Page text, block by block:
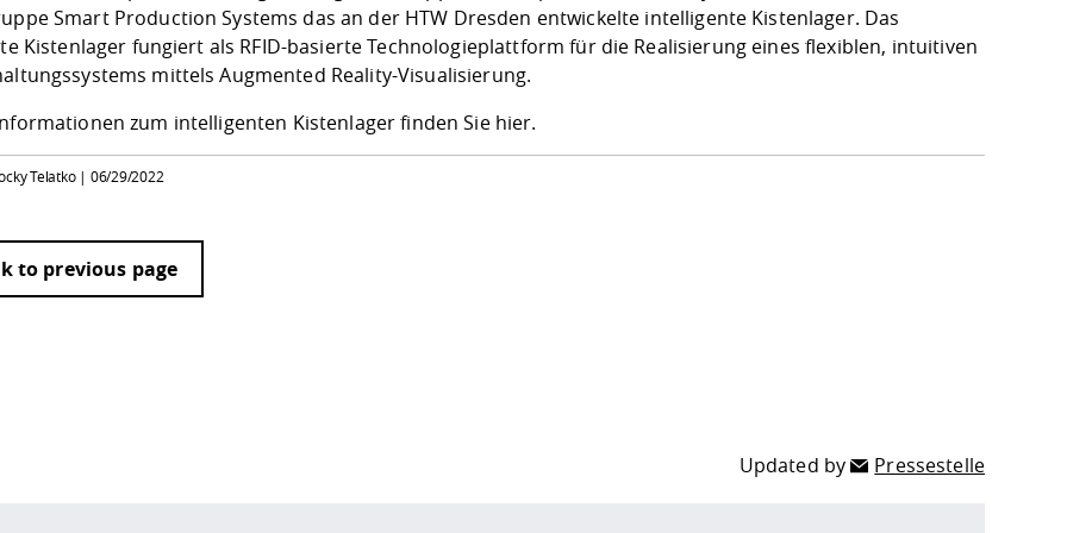
Smart Production Systems das an der HTW Dresden entwickelte intelligente Kistenlager. Das
Kistenlager fungiert als RFID-basierte Technologieplattform für die Realisierung eines flexiblen, intuitiven
mittels Augmented Reality-Visualisierung.
zum intelligenten Kistenlager finden Sie hier.
Telatko | 06/29/2022
to previous page
Updated by Pressestelle